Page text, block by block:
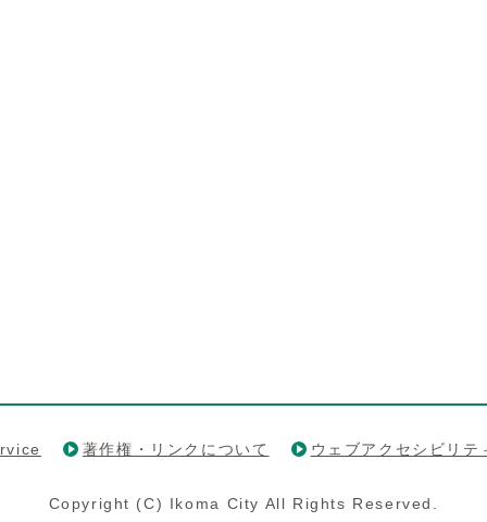
著作権・リンクについて ウェブアクセシビリテ
Copyright (C) Ikoma City All Rights Reserved.